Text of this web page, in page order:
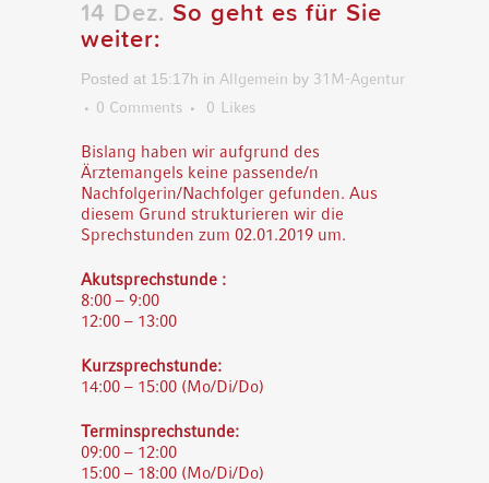
14 Dez. So geht es für Sie
weiter:
Posted at 15:17h in Allgemein by 31M-Agentur
0 Comments
0 Likes
Bislang haben wir aufgrund des
Ärztemangels keine passende/n
Nachfolgerin/Nachfolger gefunden. Aus
diesem Grund strukturieren wir die
Sprechstunden zum 02.01.2019 um.
Akutsprechstunde :
8:00 – 9:00
12:00 – 13:00
Kurzsprechstunde:
14:00 – 15:00 (Mo/Di/Do)
Terminsprechstunde:
09:00 – 12:00
15:00 – 18:00 (Mo/Di/Do)